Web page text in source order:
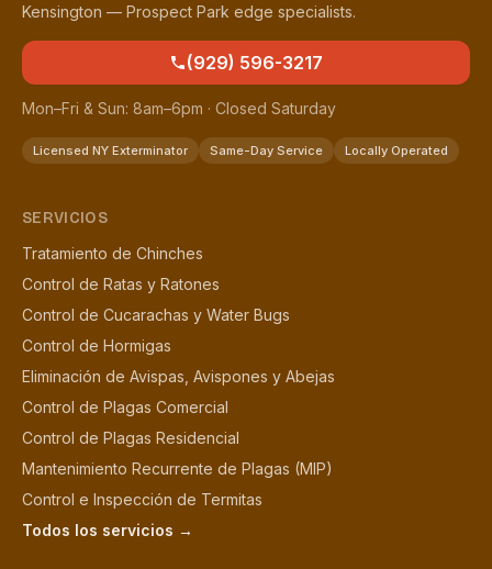
Kensington — Prospect Park edge specialists.
(929) 596-3217
Mon–Fri & Sun: 8am–6pm · Closed Saturday
Licensed NY Exterminator Same-Day Service Locally Operated
SERVICIOS
Tratamiento de Chinches
Control de Ratas y Ratones
Control de Cucarachas y Water Bugs
Control de Hormigas
Eliminación de Avispas, Avispones y Abejas
Control de Plagas Comercial
Control de Plagas Residencial
Mantenimiento Recurrente de Plagas (MIP)
Control e Inspección de Termitas
Todos los servicios →